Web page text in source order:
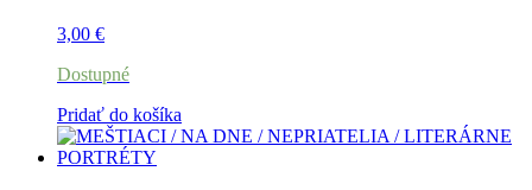
3,00 €
Dostupné
Pridať do košíka